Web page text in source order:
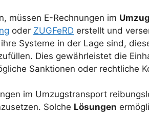
müssen E-Rechnungen im
oder ZUGFeRD erstellt und
Systeme in der Lage sind,
Dies gewährleistet die
Sanktionen oder rechtliche
im Umzugstransport
Solche Lösungen